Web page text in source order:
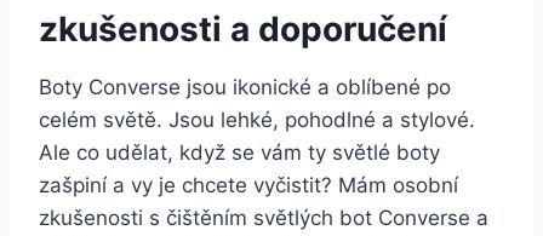
zkušenosti‍ a⁣ doporučení
Boty ⁣Converse⁣ jsou ikonické a oblíbené po
celém světě. Jsou lehké, pohodlné a stylové.
Ale‌ co ‌udělat, ⁢když se vám⁤ ty světlé boty
zašpiní⁢ a vy je ⁢chcete vyčistit? Mám osobní
‌zkušenosti s čištěním světlých bot Converse a